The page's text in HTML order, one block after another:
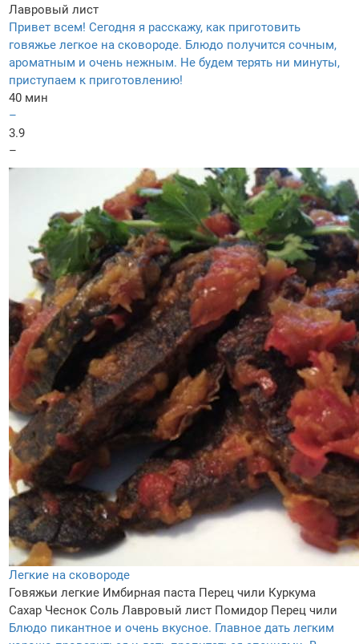
Лавровый лист
Привет всем! Сегодня я расскажу, как приготовить
говяжье легкое на сковороде. Блюдо получится сочным,
ароматным и очень нежным. Не будем терять ни минуты,
приступаем к приготовлению!
40 мин
–
3.9
–
Легкие на сковороде
Говяжьи легкие Имбирная паста Перец чили Куркума
Сахар Чеснок Соль Лавровый лист Помидор Перец чили
Блюдо пикантное и очень вкусное. Главное дать легким